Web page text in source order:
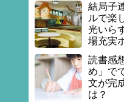
結局子
ルで楽
光いら
場充実
読書感
め」で
文が完
は？